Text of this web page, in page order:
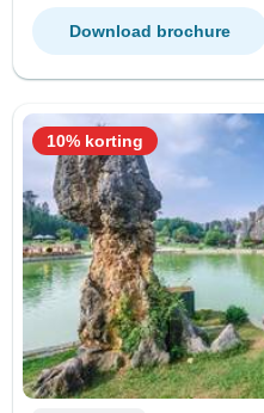
Download brochure
10% korting